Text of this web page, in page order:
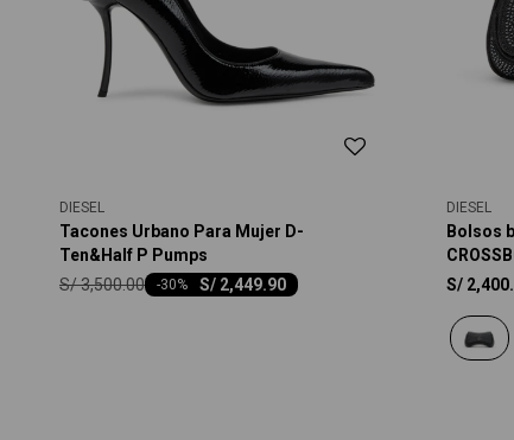
DIESEL
Tacones Urbano Para Mujer D-
Ten&Half P Pumps
S/ 2,449.90
-30
S/3,500.00
DIESEL
Bolsos
S/